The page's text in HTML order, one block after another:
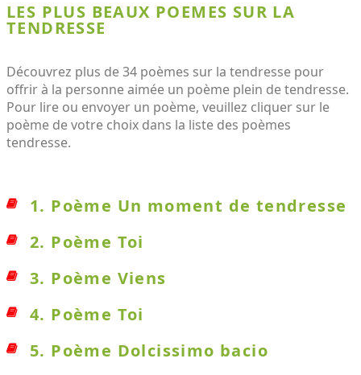
LES PLUS BEAUX POEMES SUR LA
TENDRESSE
Découvrez plus de 34 poèmes sur la tendresse pour
offrir à la personne aimée un poème plein de tendresse.
Pour lire ou envoyer un poème, veuillez cliquer sur le
poème de votre choix dans la liste des poèmes
tendresse.
1. Poème Un moment de tendresse
2. Poème Toi
3. Poème Viens
4. Poème Toi
5. Poème Dolcissimo bacio